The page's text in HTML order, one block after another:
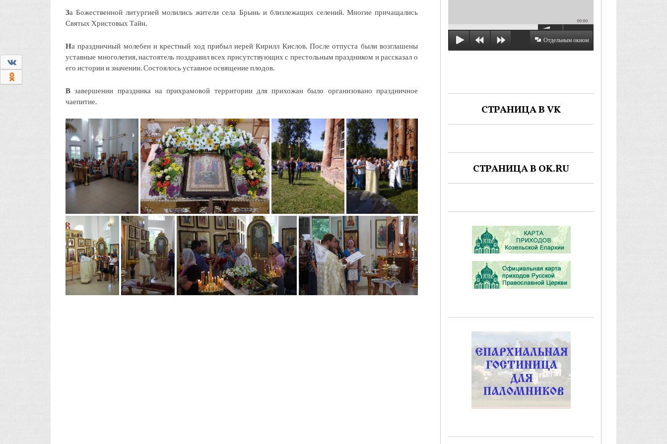
За Божественной литургией молились жители села Брынь и близлежащих селений. Многие причащались
Святых Христовых Тайн.
На праздничный молебен и крестный ход прибыл иерей Кирилл Кислов. После отпуста были возглашены
уставные многолетия, настоятель поздравил всех присутствующих с престольным праздником и рассказал о
его истории и значении. Состоялось уставное освящение плодов.
В завершении праздника на прихрамовой территории для прихожан было организовано праздничное
чаепитие.
00:00
Отдельным окном
СТРАНИЦА В VK
СТРАНИЦА В OK.RU